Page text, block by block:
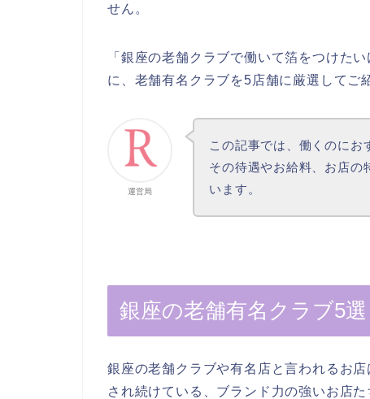
せん。
「銀座の老舗クラブで働いて箔をつけた
に、老舗有名クラブを5店舗に厳選してご
運営局
この記事では、働くのにお
その待遇やお給料、お店の
います。
銀座の老舗有名クラブ5選
銀座の老舗クラブや有名店と言われるお
され続けている、ブランド力の強いお店た